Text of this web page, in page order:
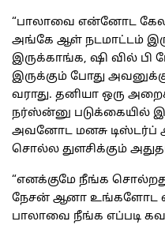
“பாலாவை என்னோட
அங்கே ஆள் நடமாட்டம்
இருக்காங்க, ஷி வில் பி
இருக்கும் போது
வராது. தனியா ஒரு
நர்ஸ்ன்னு படுக்கையில்
அவனோட மனசு டிஸ்டர்ப்
சொல்ல துளசிக்கும்
“எனக்குமே நீங்க
நேசன் ஆனா உங்களோட
பாலாவை நீங்க எப்படி